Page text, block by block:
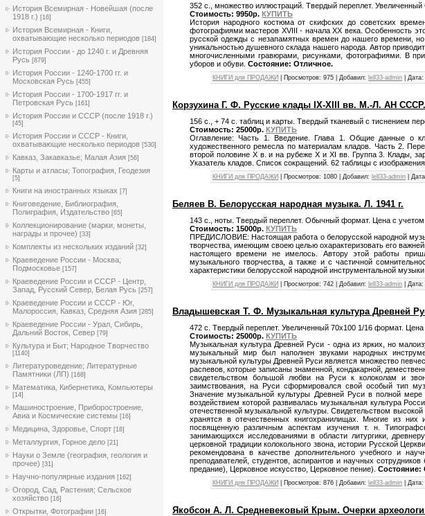
История Всемирная - Новейшая (после
1918 г.) [16]
История Всемирная - Книги,
охватывающие несколько периодов [184]
История России - до 1240 г. и Древняя
Русь [879]
История России - 1240-1700 гг. и
Московская Русь [455]
История России - 1700-1917 гг. и
Петровская Русь [161]
История России и СССР (после 1918 г.)
[45]
История России и СССР - Книги,
охватывающие несколько периодов [530]
Кавказ, Закавказье; Малая Азия [56]
Карты и атласы; Топография, Геодезия
[5]
Книги на иностранных языках [7]
Книговедение, Библиография,
Полиграфия, Издательство [65]
Коллекционирование (марки, монеты,
награды и прочее) [33]
Комплекты из нескольких изданий [32]
Краеведение России - Москва,
Подмосковье [157]
Краеведение России и СССР - Центр,
Запад, Русский Север, Белая Русь [257]
Краеведение России и СССР - Юг,
Малороссия, Кавказ, Средняя Азия [285]
Краеведение России - Урал, Сибирь,
Дальний Восток, Север [79]
Культура и Быт; Народное Творчество
[1140]
Литературоведение; Литературные
Памятники (ЛП) [168]
Математика, Кибернетика, Компьютеры
[14]
Машиностроение, Приборостроение,
Авиа и Космические системы [16]
Медицина, Здоровье, Спорт [18]
Металлургия, Горное дело [21]
Науки о Земле (география, геология и
прочее) [31]
Научно-популярные издания [162]
Огород, Сад, Растения; Сельское
хозяйство [16]
Открытки, Фотографии [16]
352 с., множество иллюстраций. Твердый переплет.
Стоимость: 9950р. КУПИТЬ
История народного костюма от скифских до советских
фотографиями мастеров XVIII - начала XX века. Особенность
русской одежды с незапамятных времен до нашего времени,
уникальностью душевного склада нашего народа. Автор
многочисленными гравюрами, рисунками, фотографиями. В
уборов и обуви. Состояние: Отличное.
КНИГИ для ПРОДАЖИ | Просмотров: 975 | Добавил: lell33-admin | Дата:
Корзухина Г. Ф. Русские клады IX-XIII вв. М.-Л. АН СССР.
156 с., + 74 с. таблиц и карты. Твердый тканевый с тиснением
Стоимость: 25000р. КУПИТЬ
Оглавление: Часть 1. Введение. Глава 1. Общие данные о
художественного ремесла по материалам кладов. Часть 2.
второй половине X в. и на рубеже X и XI вв. Группа 3. Клады,
Указатель кладов. Список сокращений. 62 таблицы с
КНИГИ для ПРОДАЖИ | Просмотров: 1080 | Добавил: lell33-admin |
Беляев В. Белорусская народная музыка. Л. 1941 г.
143 с., ноты. Твердый переплет. Обычный формат. Цена с учетом
Стоимость: 15000р. КУПИТЬ
ПРЕДИСЛОВИЕ: Настоящая работа о белорусской народной
творчества, имеющим своею целью охарактеризовать его
настоящего времени не имелось. Автору этой работы
музыкального творчества, а также и с частичной
характеристики белорусской народной инструментальной
КНИГИ для ПРОДАЖИ | Просмотров: 742 | Добавил: lell33-admin | Дата:
Владышевская Т. Ф. Музыкальная культура Древней
472 с. Твердый переплет. Увеличенный 70х100 1/16 формат.
Стоимость: 25000р. КУПИТЬ
Музыкальная культура Древней Руси - одна из ярких, но
музыкальный мир был наполнен звуками народных
музыкальной культуры Древней Руси является множество
распевов, которые записаны знаменной, кондакарной,
свидетельством большой любви на Руси к колоколам и
заимствования, на Руси сформировался свой особый тип
Значение музыкальной культуры Древней Руси в полной
воздействием которой развивалась музыкальная культура
отечественной музыкальной культуры. Свидетельством
хранятся в отечественных книгохранилищах. Многие из
посвященную различным аспектам изучения т. н.
занимающихся исследованиями в области литургики,
церковной традиции колокольного звона, истории Русской
рекомендована в качестве дополнительного учебного и
преподавателей, студентов, аспирантов и научных
предание), Церковное искусство, Церковное пение). Состояние:
КНИГИ для ПРОДАЖИ | Просмотров: 876 | Добавил: lell33-admin | Дата:
Якобсон А. Л. Средневековый Крым. Очерки